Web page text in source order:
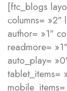
[ftc_blogs
columns= »2″
author= »1″
readmore=
auto_play=
tablet_items=